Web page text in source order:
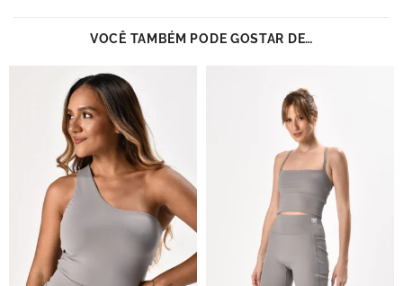
VOCÊ TAMBÉM PODE GOSTAR DE…